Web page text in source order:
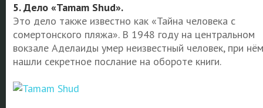
5. Дело «Tamam Shud».
Это дело также известно как «Тайна человека с
сомертонского пляжа». В 1948 году на центральном
вокзале Аделаиды умер неизвестный человек, при нём
нашли секретное послание на обороте книги.